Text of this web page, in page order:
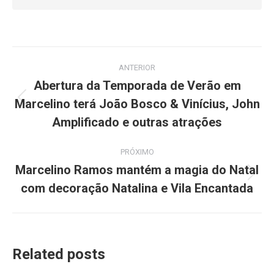
de
post:
ANTERIOR
Post
anterior:
Abertura da Temporada de Verão em
Marcelino terá João Bosco & Vinícius, John
Amplificado e outras atrações
PRÓXIMO
post:
Marcelino Ramos mantém a magia do Natal
com decoração Natalina e Vila Encantada
Related posts